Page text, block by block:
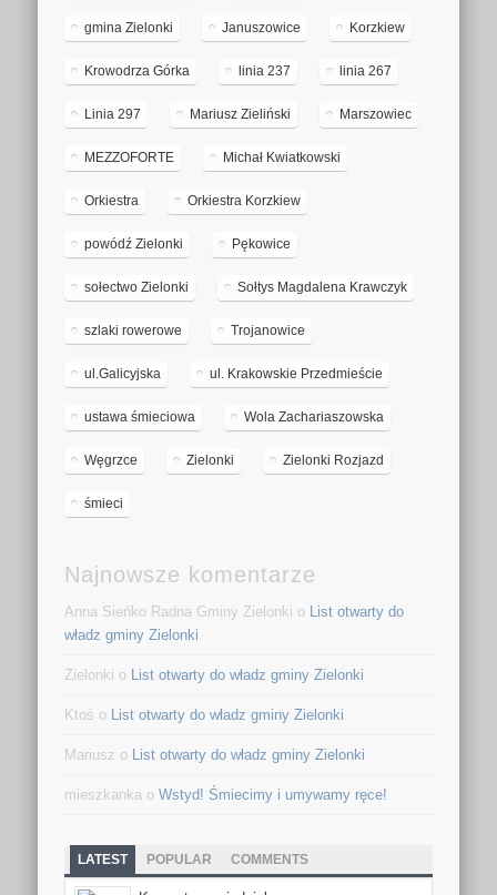
gmina Zielonki Januszowice Korzkiew
Krowodrza Górka linia 237 linia 267
Linia 297 Mariusz Zieliński Marszowiec
MEZZOFORTE Michał Kwiatkowski
Orkiestra Orkiestra Korzkiew
powódź Zielonki Pękowice
sołectwo Zielonki Sołtys Magdalena Krawczyk
szlaki rowerowe Trojanowice
ul.Galicyjska ul. Krakowskie Przedmieście
ustawa śmieciowa Wola Zachariaszowska
Węgrzce Zielonki Zielonki Rozjazd
śmieci
Najnowsze komentarze
Anna Sieńko Radna Gminy Zielonki o
List otwarty do
władz gminy Zielonki
Zielonki o List otwarty do władz gminy Zielonki
Ktoś o List otwarty do władz gminy Zielonki
Mariusz o List otwarty do władz gminy Zielonki
mieszkanka oWstyd! Śmiecimy i umywamy ręce!
LATEST POPULAR COMMENTS